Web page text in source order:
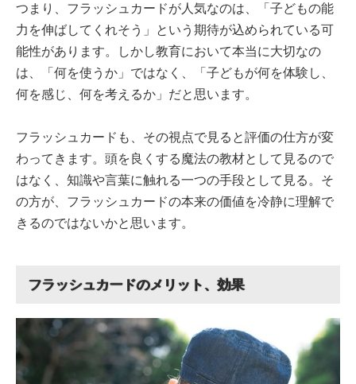
つまり、フラッシュカードが人気なのは、「子どもの能
力を伸ばしてくれそう」という期待が込められている可
能性があります。しかし教育において本当に大切なの
は、「何を使うか」ではなく、「子どもが何を体験し、
何を感じ、何を考えるか」だと思います。
フラッシュカードも、その視点で見ると評価の仕方が変
わってきます。頭を良くする魔法の教材として見るので
はなく、知識や言葉に触れる一つの手段として見る。そ
の方が、フラッシュカードの本来の価値を冷静に理解で
きるのではないかと思います。
フラッシュカードのメリット、効果